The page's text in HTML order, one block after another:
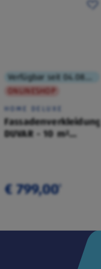
ONLINESHOP
HOME DELUXE
Fassadenverkleidung
DUVAR - 10 m²
€ 799,00¹